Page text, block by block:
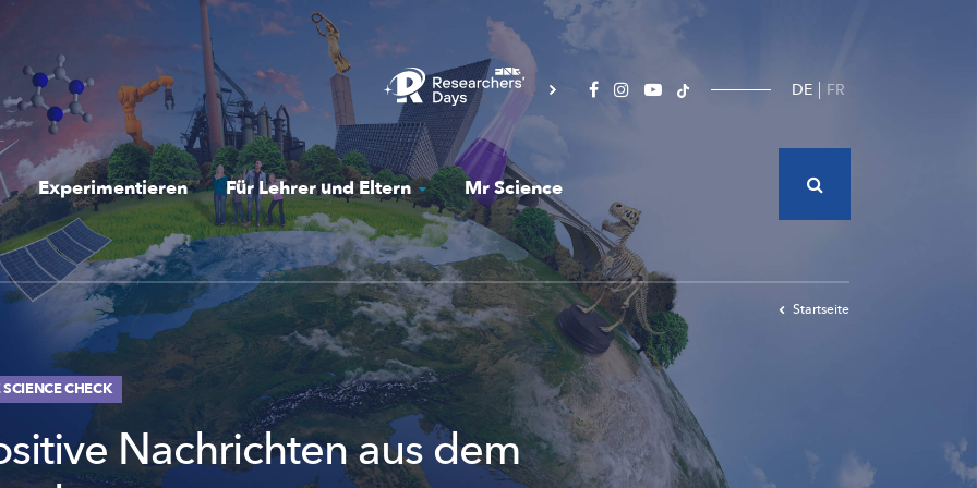
DE FR
Experimentieren Für Lehrer und Eltern Mr Science
Startseite
CHECK
Nachrichten aus dem